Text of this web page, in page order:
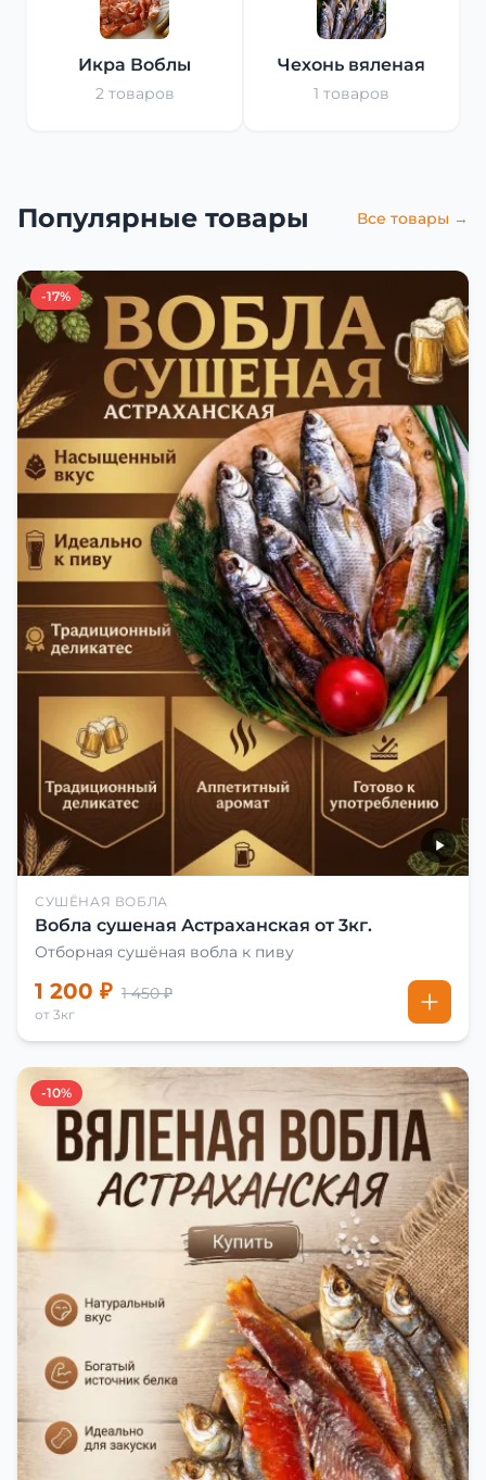
Икра Воблы
2 товаров
Чехонь вяленая
1 товаров
Популярные товары Все товары →
-17%
СУШЁНАЯ ВОБЛА
Вобла сушеная Астраханская от 3кг.
Отборная сушёная вобла к пиву
1 200 ₽ 1 450 ₽
от 3кг
-10%